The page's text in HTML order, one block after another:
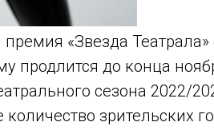
премия «Звезда
продлится до конца
сезона 2022/
зрительских